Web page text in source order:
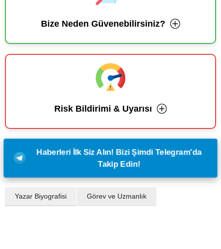
Bize Neden Güvenebilirsiniz?
Risk Bildirimi & Uyarısı
Haberleri İlk Siz Alın! Bizi Şimdi Telegram'da
Takip Edin!
Yazar Biyografisi Görev ve Uzmanlık